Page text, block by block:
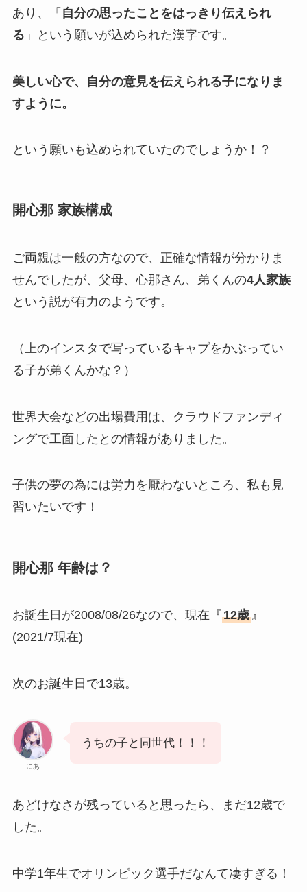
あり、「 自分の思ったことをはっきり伝えられ
る 」という願いが込められた漢字です。
美しい心で、自分の意見を伝えられる子になりま
すように。
という願いも込められていたのでしょうか！？
開心那 家族構成
ご両親は一般の方なので、正確な情報が分かりま
せんでしたが、父母、心那さん、弟くんの4人家族
という説が有力のようです。
（上のインスタで写っているキャプをかぶってい
る子が弟くんかな？）
世界大会などの出場費用は、クラウドファンディ
ングで工面したとの情報がありました。
子供の夢の為には労力を厭わないところ、私も見
習いたいです！
開心那 年齢は？
お誕生日が2008/08/26なので、現在『12歳』
(2021/7現在)
次のお誕生日で13歳。
にあ
うちの子と同世代！！！
あどけなさが残っていると思ったら、まだ12歳で
した。
中学1年生でオリンピック選手だなんて凄すぎる！